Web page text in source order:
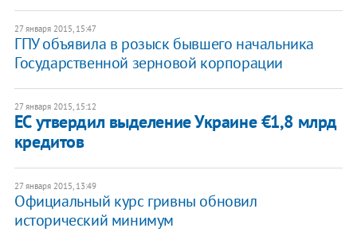
27 января 2015, 15:47
ГПУ объявила в розыск бывшего начальника
Государственной зерновой корпорации
27 января 2015, 15:12
ЕС утвердил выделение Украине €1,8 млрд
кредитов
27 января 2015, 13:49
Официальный курс гривны обновил
исторический минимум